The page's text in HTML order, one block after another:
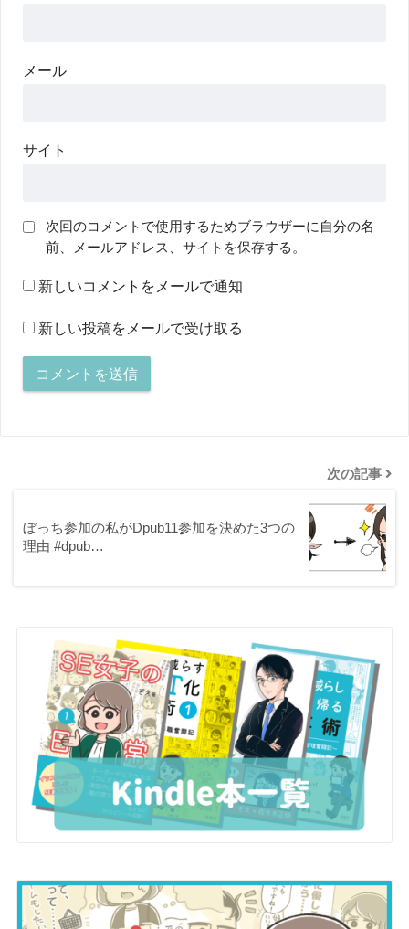
メール
サイト
次回のコメントで使用するためブラウザーに自分の名
前、メールアドレス、サイトを保存する。
新しいコメントをメールで通知
新しい投稿をメールで受け取る
次の記事
ぼっち参加の私がDpub11参加を決めた3つの
理由 #dpub…